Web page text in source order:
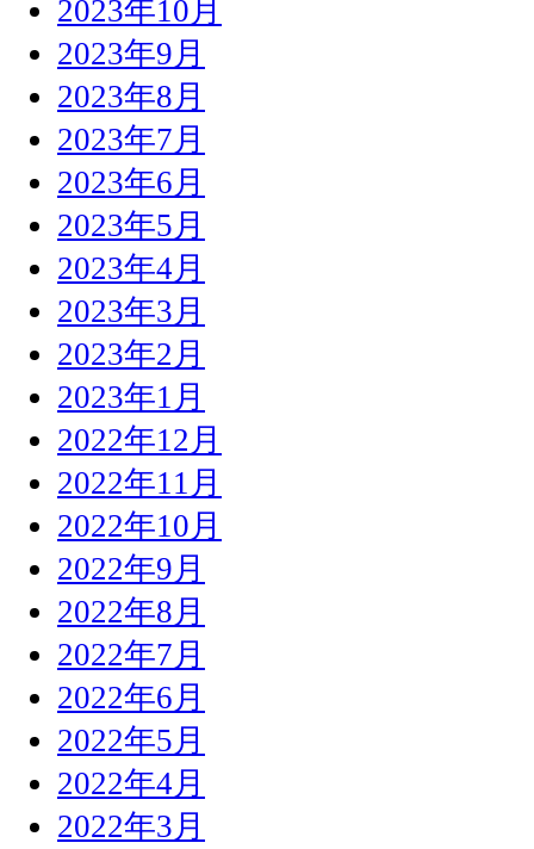
2023年10月
2023年9月
2023年8月
2023年7月
2023年6月
2023年5月
2023年4月
2023年3月
2023年2月
2023年1月
2022年12月
2022年11月
2022年10月
2022年9月
2022年8月
2022年7月
2022年6月
2022年5月
2022年4月
2022年3月